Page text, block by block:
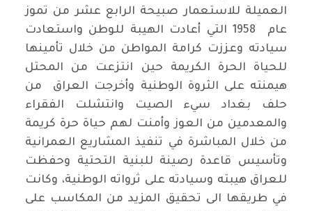
العميلة للاستعمار صبيحة الرابع عشر من تموز
عام 1958 التي أعادت الهيبة للوطن واستعادت
سيادته وعززت كرامة المواطن من خلال تأمينها
للحياة الحرة الكريمة حين انتزعت من المحتل
هيمنته على الثروة الوطنية وأخرجت العراق من
حلف بغداد سيء الصيت وانتشلت الفقراء
والمعدمين من العوز وأمنت لهم حياة حرة كريمة
من خلال المباشرة في تنفيذ المشاريع العمرانية
وتأسيس قاعدة رصينة للبنية التحتية وحفظت
للعراق هيبته وسيادته على ثرواته الوطنية، وكانت
في طريقها الى تحقيق المزيد من المكاسب على